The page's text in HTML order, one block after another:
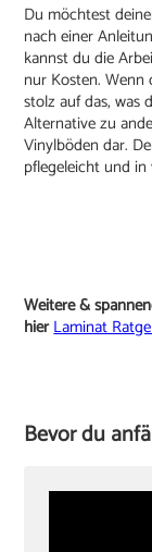
Du möchtest
nach einer
kannst du die
nur Kosten.
stolz auf das, was
Alternative zu
Vinylböden dar.
pflegeleicht und
Weitere &
hierLaminat
Bevor du